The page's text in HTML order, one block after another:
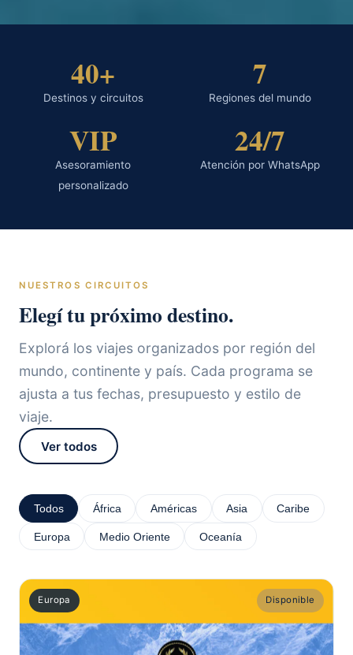
40+
Destinos y circuitos
7
Regiones del mundo
VIP
Asesoramiento
personalizado
24/7
Atención por WhatsApp
NUESTROS CIRCUITOS
Elegí tu próximo destino.
Explorá los viajes organizados por región del
mundo, continente y país. Cada programa se
ajusta a tus fechas, presupuesto y estilo de
viaje.
Ver todos
Todos África Américas Asia Caribe
Europa Medio Oriente Oceanía
Europa Disponible